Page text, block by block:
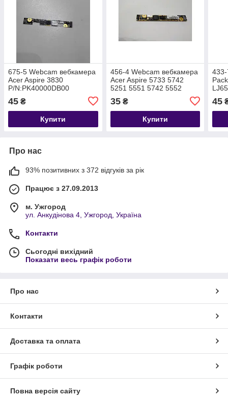
675-5 Webcam вебкамера
Acer Aspire 3830
P/N:PK40000DB00
45 ₴
Купити
456-4 Webcam вебкамера
Acer Aspire 5733 5742
5251 5551 5742 5552
35₴
Купити
45
Про нас
93% позитивних з 372 відгуків за рік
Працює з 27.09.2013
м. Ужгород
ул. Анкудінова 4, Ужгород, Україна
Контакти
Сьогодні вихідний
Показати весь графік роботи
Про нас
Контакти
Доставка та оплата
Графік роботи
Повна версія сайту